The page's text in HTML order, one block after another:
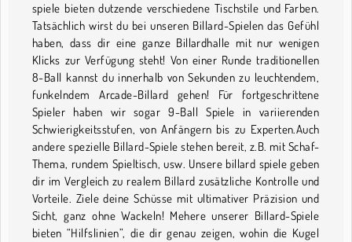
spiele bieten dutzende verschiedene Tischstile und Farben.
Tatsächlich wirst du bei unseren Billard-Spielen das Gefühl
haben, dass dir eine ganze Billardhalle mit nur wenigen
Klicks zur Verfügung steht! Von einer Runde traditionellen
8-Ball kannst du innerhalb von Sekunden zu leuchtendem,
funkelndem Arcade-Billard gehen! Für fortgeschrittene
Spieler haben wir sogar 9-Ball Spiele in variierenden
Schwierigkeitsstufen, von Anfängern bis zu Experten.Auch
andere spezielle Billard-Spiele stehen bereit, z.B. mit Schaf-
Thema, rundem Spieltisch, usw. Unsere billard spiele geben
dir im Vergleich zu realem Billard zusätzliche Kontrolle und
Vorteile. Ziele deine Schüsse mit ultimativer Präzision und
Sicht, ganz ohne Wackeln! Mehere unserer Billard-Spiele
bieten “Hilfslinien”, die dir genau zeigen, wohin die Kugel